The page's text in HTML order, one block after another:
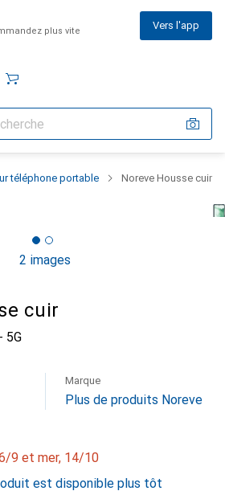
plus vite Vers l'app
téléphone portable Noreve Housse cuir
2 images
cuir
5G
Marque
Plus de produits Noreve
9 et mer, 14/10
est disponible plus tôt